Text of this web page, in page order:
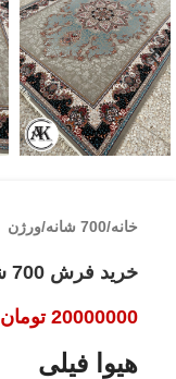
خانه/700 شانه /ورژن
خرید فرش 700 شانه هیوا فیلی
20000000 تومان
هیوا فیلی